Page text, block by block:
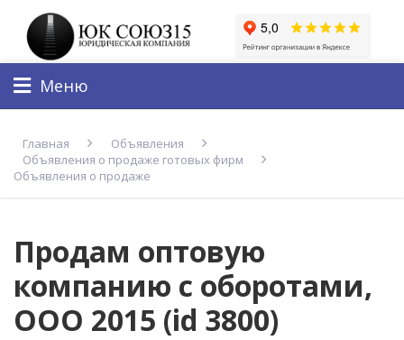
Меню
Главная
Объявления
Объявления о продаже готовых фирм
Объявления о продаже
Продам оптовую
компанию с оборотами,
ООО 2015 (id 3800)